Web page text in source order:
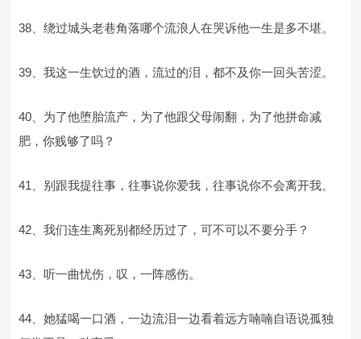
38、绕过城头老巷角落哪个流浪人在哭诉他一生是多不堪。
39、我这一生饮过的酒，流过的泪，都不及你一回头苦涩。
40、为了他堕胎流产，为了他跟父母闹翻，为了他拼命减
肥，你贱够了吗？
41、别跟我提往事，往事说你爱我，往事说你不会离开我。
42、我们连生离死别都经历过了，可不可以不要分手？
43、听一曲忧伤，叹，一阵感伤。
44、她猛喝一口酒，一边流泪一边看着远方喃喃自语说孤独